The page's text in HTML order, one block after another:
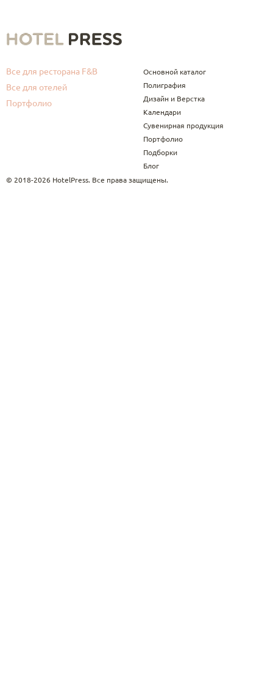
Все для ресторана F&B
Все для отелей
Портфолио
Основной каталог
Полиграфия
Дизайн и Верстка
Календари
Сувенирная продукция
Портфолио
Подборки
Блог
© 2018-2026 HotelPress. Все права защищены.